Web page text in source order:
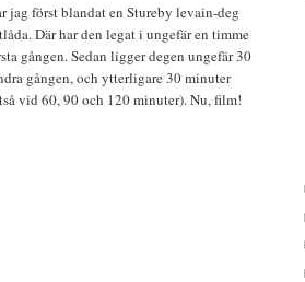
jag först blandat en Stureby levain-deg
Där har den legat i ungefär en timme
gången. Sedan ligger degen ungefär 30
gången, och ytterligare 30 minuter
vid 60, 90 och 120 minuter). Nu, film!